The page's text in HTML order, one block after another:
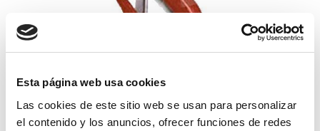
Esta página web usa cookies
Las cookies de este sitio web se usan para personalizar
el contenido y los anuncios, ofrecer funciones de redes
gancho giratorio seguro 5000